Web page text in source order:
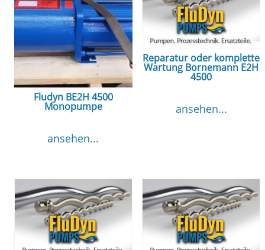
Fludyn BE2H 4500
Monopumpe
ansehen...
Reparatur oder komplette
Wartung Bornemann E2H
4500
ansehen...